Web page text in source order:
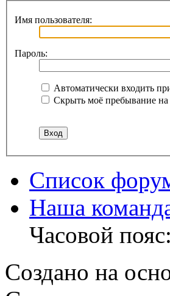
Имя пользователя:
Пароль:
Автоматически входить
Скрыть моё пребывание на
Список
Наша
Часовой
Создано на